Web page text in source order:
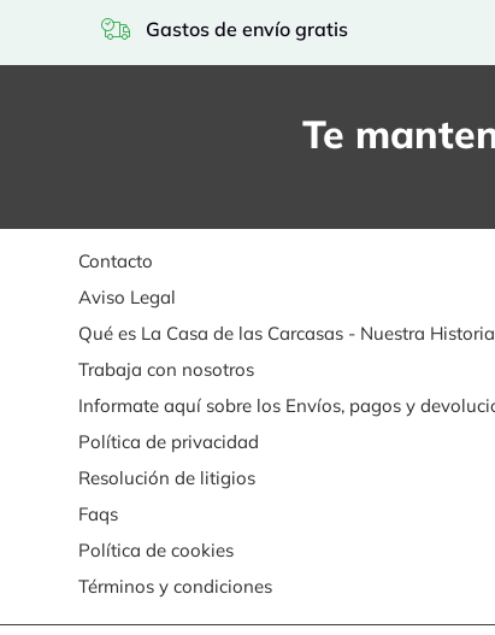
Gastos de envío gratis
Te
Contacto
Aviso Legal
Qué es La Casa de las Carcasas - Nuestra Historia
Trabaja con nosotros
Informate aquí sobre los Envíos, pagos y
Política de privacidad
Resolución de litigios
Faqs
Política de cookies
Términos y condiciones